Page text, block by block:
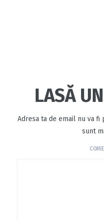
LASĂ
Adresa ta de email nu va fi
sunt